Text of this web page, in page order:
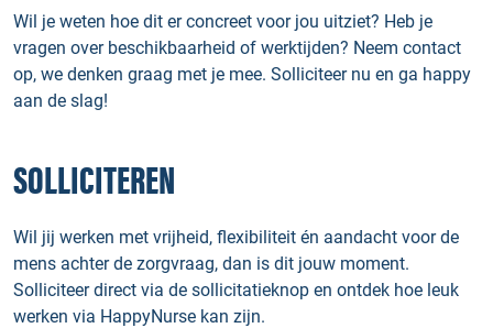
Wil je weten hoe dit er concreet voor jou uitziet? Heb je
vragen over beschikbaarheid of werktijden? Neem contact
op, we denken graag met je mee. Solliciteer nu en ga happy
aan de slag!
SOLLICITEREN
Wil jij werken met vrijheid, flexibiliteit én aandacht voor de
mens achter de zorgvraag, dan is dit jouw moment.
Solliciteer direct via de sollicitatieknop en ontdek hoe leuk
werken via HappyNurse kan zijn.